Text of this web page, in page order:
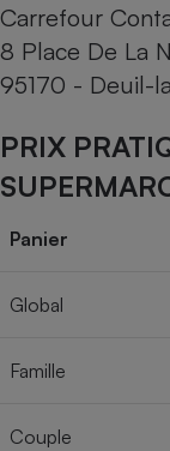
Carrefour
8 Place De La
95170 - Deuil-
PRIX
Panier
Global
Famille
Couple